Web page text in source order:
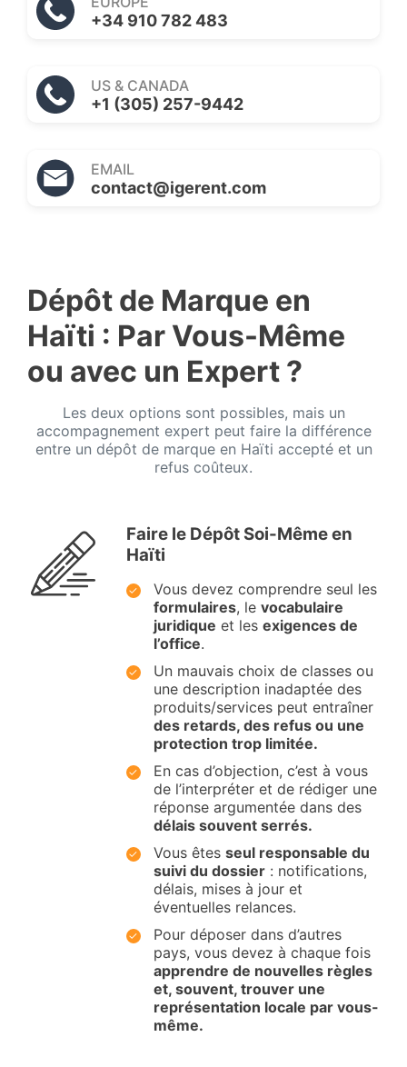
+34 910 782 483
US & CANADA
+1 (305) 257-9442
EMAIL
contact@igerent.com
Dépôt de Marque en
Haïti : Par Vous-Même
ou avec un Expert ?
Les deux options sont possibles, mais un
accompagnement expert peut faire la différence
entre un dépôt de marque en Haïti accepté et un
refus coûteux.
Faire le Dépôt Soi-Même en
Haïti
Vous devez comprendre seul les
formulaires, le vocabulaire
juridique et les exigences de
l’office.
Un mauvais choix de classes ou
une description inadaptée des
produits/services peut entraîner
des retards, des refus ou une
protection trop limitée.
En cas d’objection, c’est à vous
de l’interpréter et de rédiger une
réponse argumentée dans des
délais souvent serrés.
Vous êtes seul responsable du
suivi du dossier : notifications,
délais, mises à jour et
éventuelles relances.
Pour déposer dans d’autres
pays, vous devez à chaque fois
apprendre de nouvelles règles
et, souvent, trouver une
représentation locale par vous-
même.